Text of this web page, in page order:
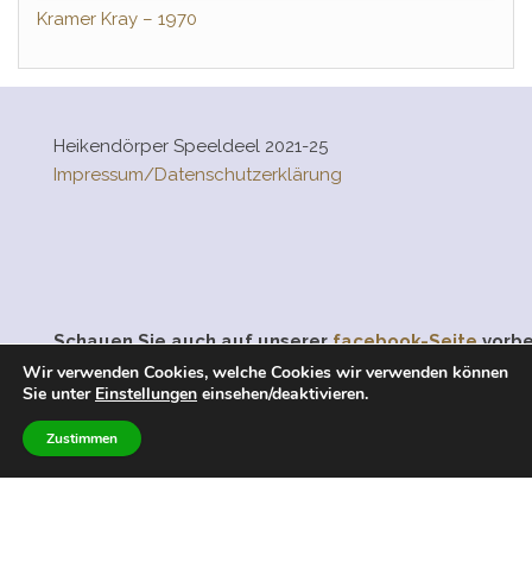
Kramer Kray – 1970
Heikendörper Speeldeel 2021-25
Impressum/Datenschutzerklärung
Schauen Sie auch auf unsererfacebook-Seite
treten Sie unserer Gruppe “Freunde der
Speeldeel” bei.
Wir verwenden Cookies, welche Cookies wir verwenden können
Sie unter Einstellungen einsehen/deaktivieren.
Zustimmen